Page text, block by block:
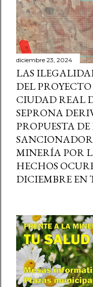
diciembre 23, 2024
LAS
DEL
CIUDAD REAL
SEPRONA
PROPUESTA
MINERÍA POR
HECHOS
DICIEMBRE EN